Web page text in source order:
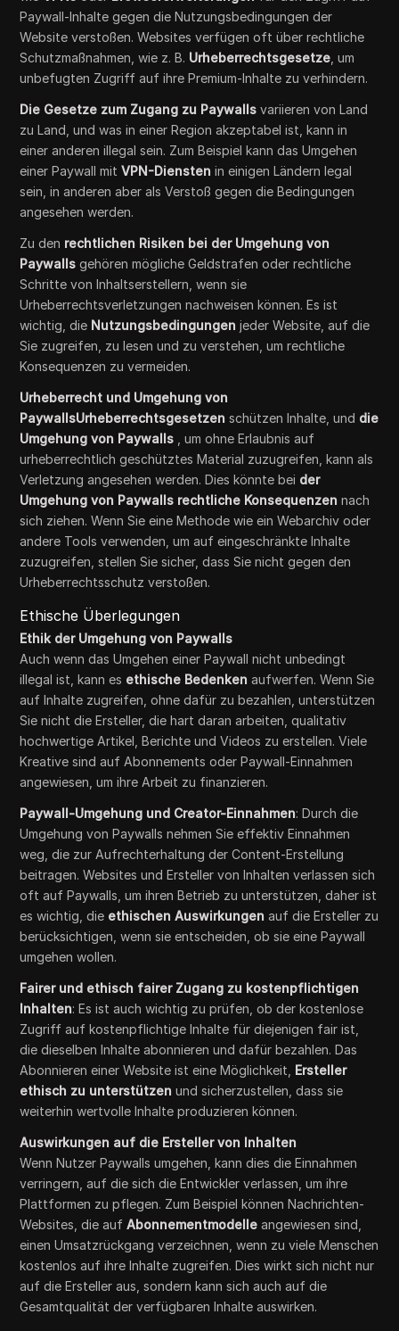
Paywall-Inhalte gegen die Nutzungsbedingungen der
Website verstoßen. Websites verfügen oft über rechtliche
Schutzmaßnahmen, wie z. B. Urheberrechtsgesetze , um
unbefugten Zugriff auf ihre Premium-Inhalte zu verhindern.
Die Gesetze zum Zugang zu Paywalls variieren von Land
zu Land, und was in einer Region akzeptabel ist, kann in
einer anderen illegal sein. Zum Beispiel kann das Umgehen
einer Paywall mitVPN-Diensten in einigen Ländern legal
sein, in anderen aber als Verstoß gegen die Bedingungen
angesehen werden.
Zu den rechtlichen Risiken bei der Umgehung von
Paywalls gehören mögliche Geldstrafen oder rechtliche
Schritte von Inhaltserstellern, wenn sie
Urheberrechtsverletzungen nachweisen können. Es ist
wichtig, die Nutzungsbedingungen jeder Website, auf die
Sie zugreifen, zu lesen und zu verstehen, um rechtliche
Konsequenzen zu vermeiden.
Urheberrecht und Umgehung von
PaywallsUrheberrechtsgesetzen schützen Inhalte, und die
Umgehung von Paywalls , um ohne Erlaubnis auf
urheberrechtlich geschütztes Material zuzugreifen, kann als
Verletzung angesehen werden. Dies könnte bei der
Umgehung von Paywalls rechtliche Konsequenzen nach
sich ziehen. Wenn Sie eine Methode wie ein Webarchiv oder
andere Tools verwenden, um auf eingeschränkte Inhalte
zuzugreifen, stellen Sie sicher, dass Sie nicht gegen den
Urheberrechtsschutz verstoßen.
Ethische Überlegungen
Ethik der Umgehung von Paywalls
Auch wenn das Umgehen einer Paywall nicht unbedingt
illegal ist, kann es ethische Bedenken aufwerfen. Wenn Sie
auf Inhalte zugreifen, ohne dafür zu bezahlen, unterstützen
Sie nicht die Ersteller, die hart daran arbeiten, qualitativ
hochwertige Artikel, Berichte und Videos zu erstellen. Viele
Kreative sind auf Abonnements oder Paywall-Einnahmen
angewiesen, um ihre Arbeit zu finanzieren.
Paywall-Umgehung und Creator-Einnahmen: Durch die
Umgehung von Paywalls nehmen Sie effektiv Einnahmen
weg, die zur Aufrechterhaltung der Content-Erstellung
beitragen. Websites und Ersteller von Inhalten verlassen sich
oft auf Paywalls, um ihren Betrieb zu unterstützen, daher ist
es wichtig, die ethischen Auswirkungen auf die Ersteller zu
berücksichtigen, wenn sie entscheiden, ob sie eine Paywall
umgehen wollen.
Fairer und ethisch fairer Zugang zu kostenpflichtigen
Inhalten: Es ist auch wichtig zu prüfen, ob der kostenlose
Zugriff auf kostenpflichtige Inhalte für diejenigen fair ist,
die dieselben Inhalte abonnieren und dafür bezahlen. Das
Abonnieren einer Website ist eine Möglichkeit, Ersteller
ethisch zu unterstützen und sicherzustellen, dass sie
weiterhin wertvolle Inhalte produzieren können.
Auswirkungen auf die Ersteller von Inhalten
Wenn Nutzer Paywalls umgehen, kann dies die Einnahmen
verringern, auf die sich die Entwickler verlassen, um ihre
Plattformen zu pflegen. Zum Beispiel können Nachrichten-
Websites, die aufAbonnementmodelle angewiesen sind,
einen Umsatzrückgang verzeichnen, wenn zu viele Menschen
kostenlos auf ihre Inhalte zugreifen. Dies wirkt sich nicht nur
auf die Ersteller aus, sondern kann sich auch auf die
Gesamtqualität der verfügbaren Inhalte auswirken.